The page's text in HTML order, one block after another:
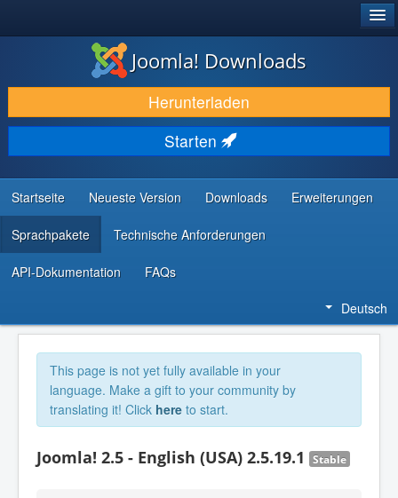
DOWNLOAD & ERWEITERN
ENTDECKEN & LERNEN
COMMUNITY & SUPPORT
RESSOURCEN FÜR ENTWICKLER
Joomla! Downloads
Herunterladen
Starten
Startseite Neueste Version Downloads Erweiterungen
Sprachpakete Technische Anforderungen
API-Dokumentation FAQs
Deutsch
This page is not yet fully available in your
language. Make a gift to your community by
translating it! Click here to start.
Joomla! 2.5 - English (USA) 2.5.19.1 Stable